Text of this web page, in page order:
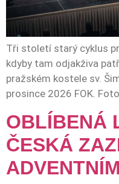
Tři století starý cyklus
kdyby tam odjakživa
pražském kostele sv.
prosince 2026 FOK.
OBLÍBENÁ
ČESKÁ